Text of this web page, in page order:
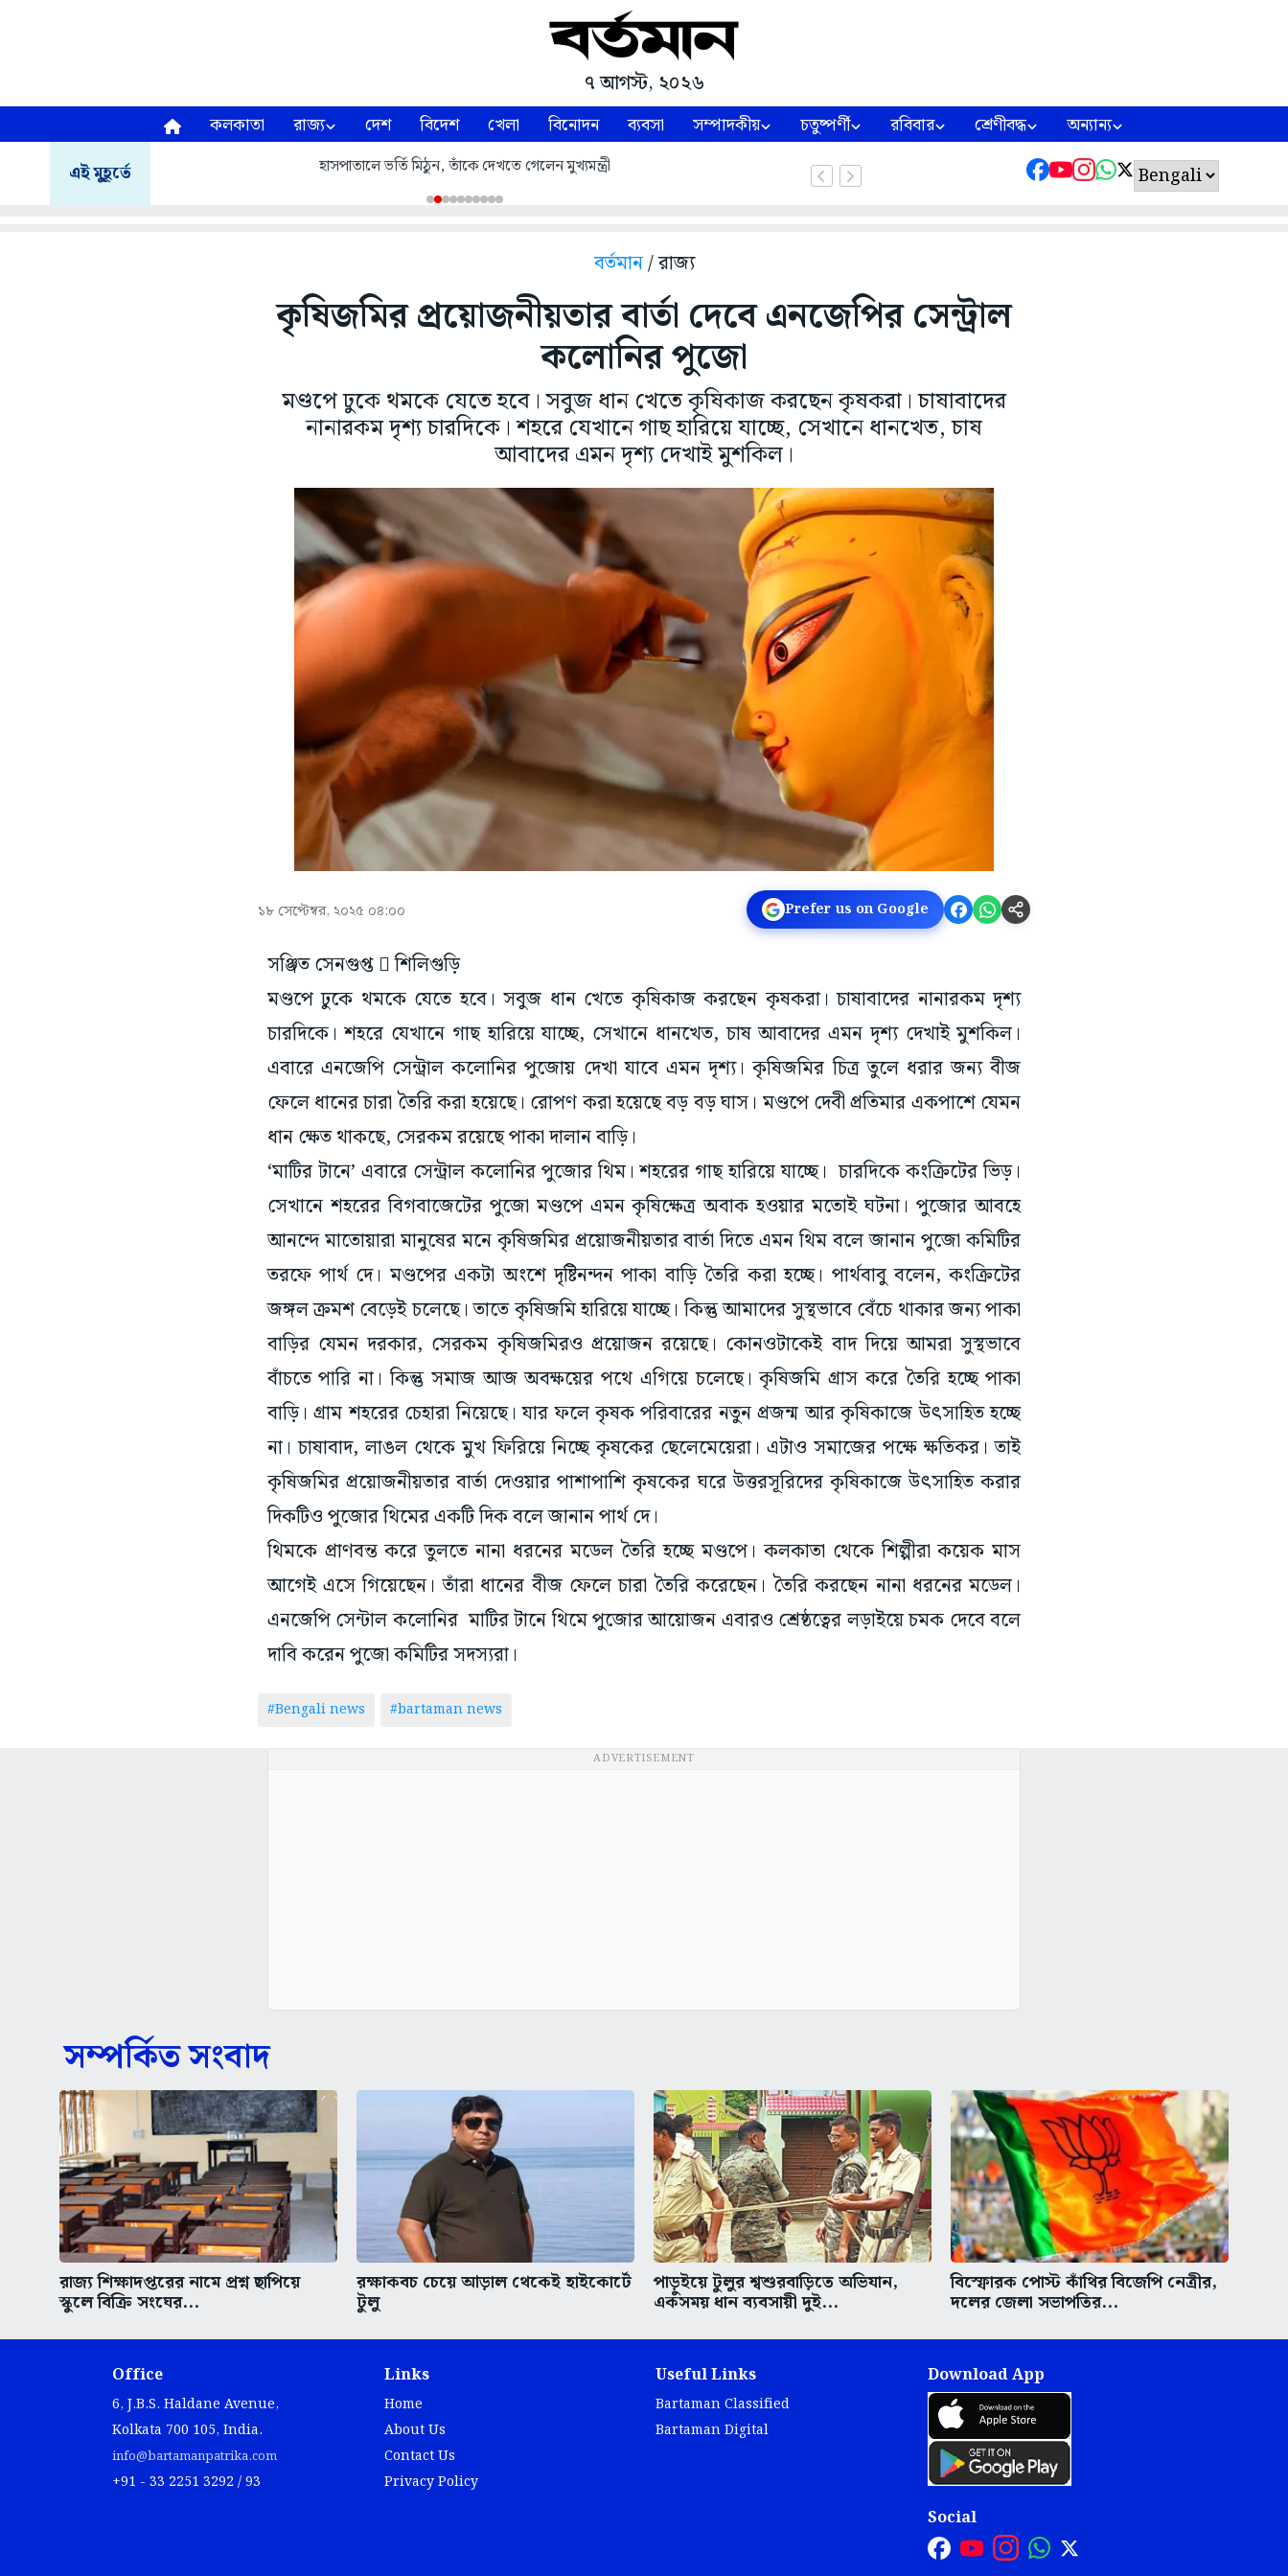
৭ আগস্ট, ২০২৬
কলকাতা রাজ্য দেশ বিদেশ খেলা বিনোদন ব্যবসা সম্পাদকীয় চতুষ্পর্ণী রবিবার শ্রেণীবদ্ধ অন্যান্য
এই মুহূর্তে হাসপাতালে ভর্তি মিঠুন, তাঁকে দেখতে গেলেন মুখ্যমন্ত্রী
বর্তমান/ রাজ্য
কৃষিজমির প্রয়োজনীয়তার বার্তা দেবে এনজেপির সেন্ট্রাল
কলোনির পুজো
মণ্ডপে ঢুকে থমকে যেতে হবে। সবুজ ধান খেতে কৃষিকাজ করছেন কৃষকরা। চাষাবাদের
নানারকম দৃশ্য চারদিকে। শহরে যেখানে গাছ হারিয়ে যাচ্ছে, সেখানে ধানখেত, চাষ
আবাদের এমন দৃশ্য দেখাই মুশকিল।
১৮ সেপ্টেম্বর, ২০২৫ ০৪:০০ Prefer us on Google
সঞ্জিত সেনগুপ্ত  শিলিগুড়ি
মণ্ডপে ঢুকে থমকে যেতে হবে। সবুজ ধান খেতে কৃষিকাজ করছেন কৃষকরা। চাষাবাদের নানারকম দৃশ্য
চারদিকে। শহরে যেখানে গাছ হারিয়ে যাচ্ছে, সেখানে ধানখেত, চাষ আবাদের এমন দৃশ্য দেখাই মুশকিল।
এবারে এনজেপি সেন্ট্রাল কলোনির পুজোয় দেখা যাবে এমন দৃশ্য। কৃষিজমির চিত্র তুলে ধরার জন্য বীজ
ফেলে ধানের চারা তৈরি করা হয়েছে। রোপণ করা হয়েছে বড় বড় ঘাস। মণ্ডপে দেবী প্রতিমার একপাশে যেমন
ধান ক্ষেত থাকছে, সেরকম রয়েছে পাকা দালান বাড়ি।
‘মাটির টানে’ এবারে সেন্ট্রাল কলোনির পুজোর থিম। শহরের গাছ হারিয়ে যাচ্ছে। চারদিকে কংক্রিটের ভিড়।
সেখানে শহরের বিগবাজেটের পুজো মণ্ডপে এমন কৃষিক্ষেত্র অবাক হওয়ার মতোই ঘটনা। পুজোর আবহে
আনন্দে মাতোয়ারা মানুষের মনে কৃষিজমির প্রয়োজনীয়তার বার্তা দিতে এমন থিম বলে জানান পুজো কমিটির
তরফে পার্থ দে। মণ্ডপের একটা অংশে দৃষ্টিনন্দন পাকা বাড়ি তৈরি করা হচ্ছে। পার্থবাবু বলেন, কংক্রিটের
জঙ্গল ক্রমশ বেড়েই চলেছে। তাতে কৃষিজমি হারিয়ে যাচ্ছে। কিন্তু আমাদের সুস্থভাবে বেঁচে থাকার জন্য পাকা
বাড়ির যেমন দরকার, সেরকম কৃষিজমিরও প্রয়োজন রয়েছে। কোনওটাকেই বাদ দিয়ে আমরা সুস্থভাবে
বাঁচতে পারি না। কিন্তু সমাজ আজ অবক্ষয়ের পথে এগিয়ে চলেছে। কৃষিজমি গ্রাস করে তৈরি হচ্ছে পাকা
বাড়ি। গ্রাম শহরের চেহারা নিয়েছে। যার ফলে কৃষক পরিবারের নতুন প্রজন্ম আর কৃষিকাজে উৎসাহিত হচ্ছে
না। চাষাবাদ, লাঙল থেকে মুখ ফিরিয়ে নিচ্ছে কৃষকের ছেলেমেয়েরা। এটাও সমাজের পক্ষে ক্ষতিকর। তাই
কৃষিজমির প্রয়োজনীয়তার বার্তা দেওয়ার পাশাপাশি কৃষকের ঘরে উত্তরসূরিদের কৃষিকাজে উৎসাহিত করার
দিকটিও পুজোর থিমের একটি দিক বলে জানান পার্থ দে।
থিমকে প্রাণবন্ত করে তুলতে নানা ধরনের মডেল তৈরি হচ্ছে মণ্ডপে। কলকাতা থেকে শিল্পীরা কয়েক মাস
আগেই এসে গিয়েছেন। তাঁরা ধানের বীজ ফেলে চারা তৈরি করেছেন। তৈরি করছেন নানা ধরনের মডেল।
এনজেপি সেন্টাল কলোনির মাটির টানে থিমে পুজোর আয়োজন এবারও শ্রেষ্ঠত্বের লড়াইয়ে চমক দেবে বলে
দাবি করেন পুজো কমিটির সদস্যরা।
#Bengali news #bartaman news
ADVERTISEMENT
সম্পর্কিত সংবাদ
রাজ্য শিক্ষাদপ্তরের নামে প্রশ্ন ছাপিয়ে
স্কুলে বিক্রি সংঘের...
রক্ষাকবচ চেয়ে আড়াল থেকেই হাইকোর্টে
টুলু
পাড়ুইয়ে টুলুর শ্বশুরবাড়িতে অভিযান,
একসময় ধান ব্যবসায়ী দুই...
বিস্ফোরক পোস্ট কাঁথির বিজেপি নেত্রীর,
দলের জেলা সভাপতির...
Office
6, J.B.S. Haldane Avenue,
Kolkata 700 105, India.
info@bartamanpatrika.com
+91 - 33 2251 3292 / 93
Links
Home
About Us
Contact Us
Privacy Policy
Useful Links
Bartaman Classified
Bartaman Digital
Download App
Social